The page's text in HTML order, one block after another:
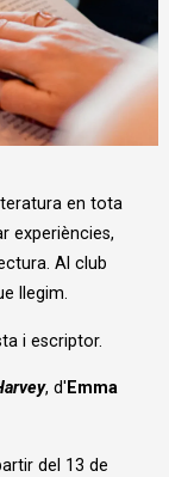
en tota
experiències,
Al club
llegim.
i escriptor.
, d' Emma
del 13 de